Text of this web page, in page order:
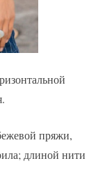
пряжи,
длиной нити